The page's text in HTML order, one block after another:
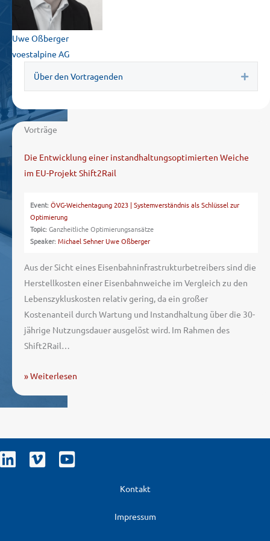
Uwe Oßberger
voestalpine AG
Über den Vortragenden
Vorträge
Die Entwicklung einer instandhaltungsoptimierten Weiche
im EU-Projekt Shift2Rail
Event:ÖVG-Weichentagung 2023 | Systemverständnis als Schlüssel zur
Optimierung
Topic:Ganzheitliche Optimierungsansätze
Speaker:Michael SehnerUwe Oßberger
Aus der Sicht eines Eisenbahninfrastrukturbetreibers sind die
Herstellkosten einer Eisenbahnweiche im Vergleich zu den
Lebenszykluskosten relativ gering, da ein großer
Kostenanteil durch Wartung und Instandhaltung über die 30-
jährige Nutzungsdauer ausgelöst wird. Im Rahmen des
Shift2Rail…
» Weiterlesen
Kontakt
Impressum